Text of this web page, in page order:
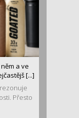
a ve
[...]
Přesto